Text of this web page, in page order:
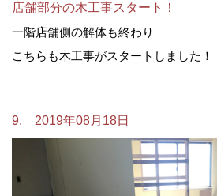
店舗部分の木工事スタート！
一階店舗側の解体も終わり
こちらも木工事がスタートしました！
9. 2019年08月18日